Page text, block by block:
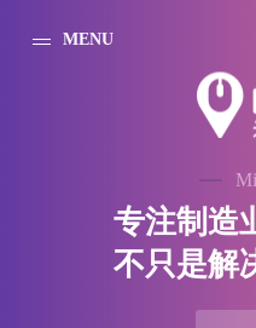
MENU
专注制 造
不只是解